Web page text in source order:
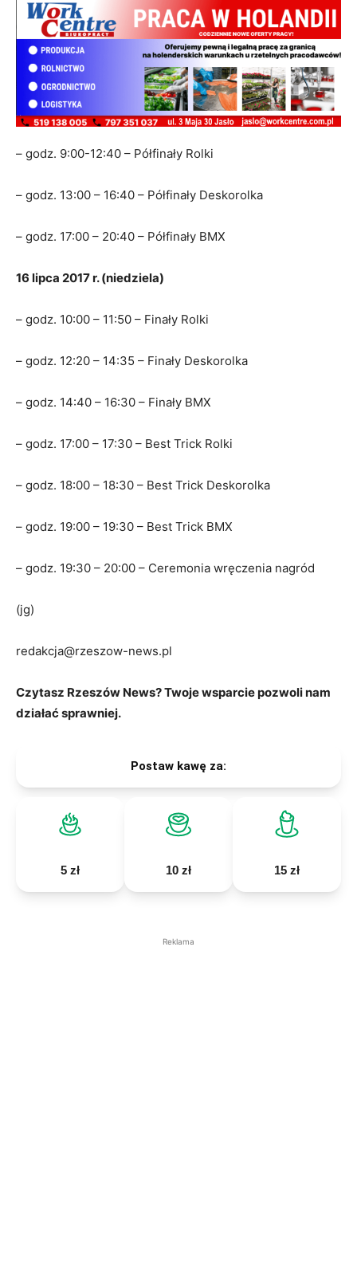
– godz. 9:00-12:40 – Półfinały Rolki
– godz. 13:00 – 16:40 – Półfinały Deskorolka
– godz. 17:00 – 20:40 – Półfinały BMX
16 lipca 2017 r. (niedziela)
– godz. 10:00 – 11:50 – Finały Rolki
– godz. 12:20 – 14:35 – Finały Deskorolka
– godz. 14:40 – 16:30 – Finały BMX
– godz. 17:00 – 17:30 – Best Trick Rolki
– godz. 18:00 – 18:30 – Best Trick Deskorolka
– godz. 19:00 – 19:30 – Best Trick BMX
– godz. 19:30 – 20:00 – Ceremonia wręczenia nagród
(jg)
redakcja@rzeszow-news.pl
Czytasz Rzeszów News? Twoje wsparcie pozwoli nam
działać sprawniej.
Postaw kawę za:
5 zł 10 zł 15 zł
Reklama